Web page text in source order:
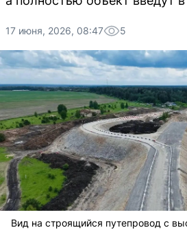
17 июня, 2026, 08:47 5
Вид на строящийся путепровод с